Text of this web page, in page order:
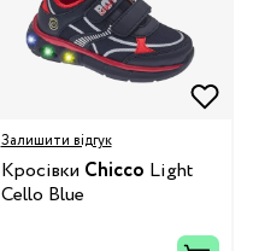
Залишити відгук
Кросівки Chicco Light
Cello Blue